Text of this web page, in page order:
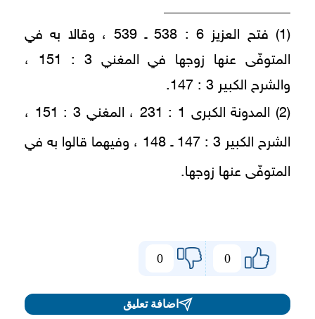
(1) فتح العزيز 6 : 538 ـ 539 ، وقالا به في
المتوفّى عنها زوجها في المغني 3 : 151 ،
والشرح الكبير 3 : 147.
(2) المدونة الكبرى 1 : 231 ، المغني 3 : 151 ،
الشرح الكبير 3 : 147 ـ 148 ، وفيهما قالوا به في
المتوفّى عنها زوجها.
0
0
اضافة تعليق